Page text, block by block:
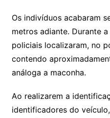
Os indivíduos acabaram
metros adiante. Durante
policiais localizaram, no
contendo
análoga a maconha.
Ao realizarem a
identificadores do